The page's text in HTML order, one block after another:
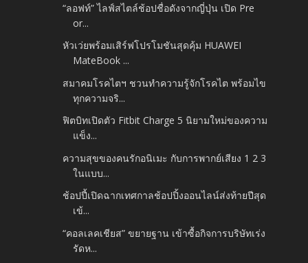
“ลอฟท์” ไลฟ์สไตล์ช้อปชื่อดังจากญี่ปุ่น เปิด Pre
or...
หัวเว่ยพร้อมเสิร์ฟโปรโมชันสุดคุ้ม HUAWEI
MateBook ...
สมาคมโรคไตฯ ชวนทำความรู้จักโรคไต พร้อมไข
ทุกความจริ...
ฟิตบิทเปิดตัว Fitbit Charge 5 นิยามใหม่ของความ
แข็ง...
ความสุขของคนรักอนิเมะ กับการพากย์เสียง 1 2 3
ในแบบ...
ช้อปปี้เปิดฉากเทศกาลช้อปปิ้งออนไลน์ส่งท้ายปีสุด
เข้...
“คอลเลคเชียส” ขยายฐาน เข้าซื้อกิจการบริษัทเร่ง
รัดห...